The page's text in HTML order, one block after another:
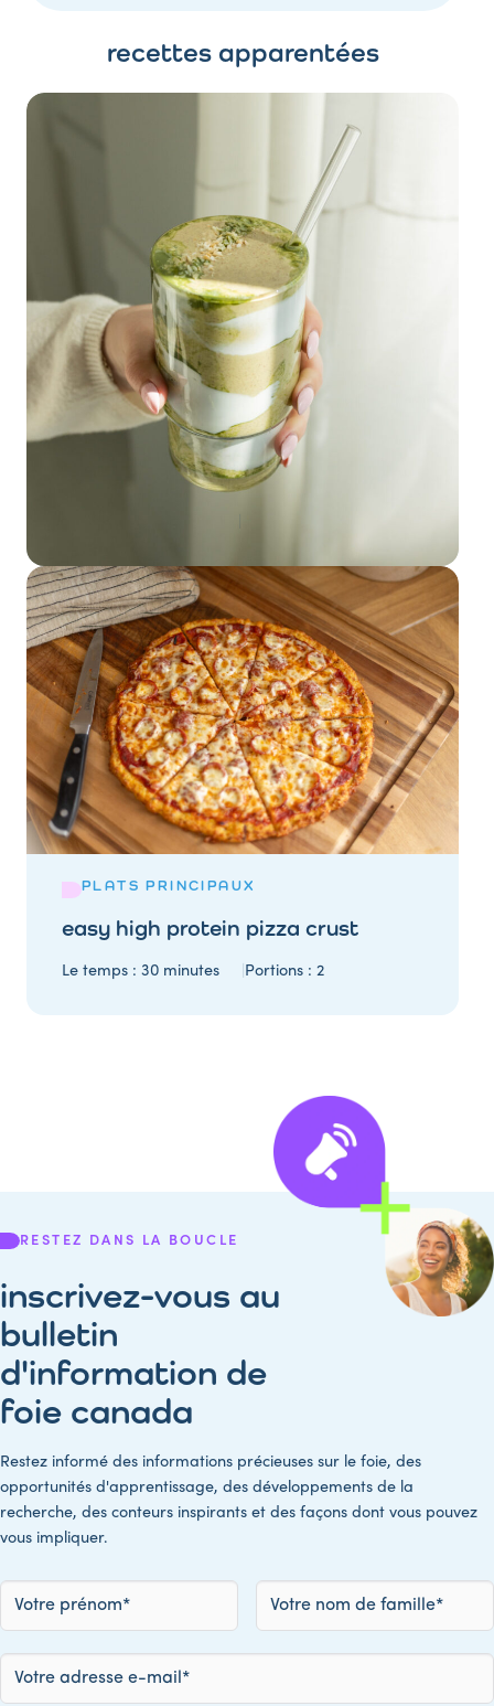
recettes apparentées
PLATS PRINCIPAUX
matcha coconut almond protein
PLATS PRINCIPAUX
easy high protein pizza crust
Le temps : 30 minutes Portions : 2
RESTEZ DANS LA BOUCLE
inscrivez-vous au
bulletin
d'information de
foie canada
Restez informé des informations précieuses sur le foie, des
opportunités d'apprentissage, des développements de la
recherche, des conteurs inspirants et des façons dont vous pouvez
vous impliquer.